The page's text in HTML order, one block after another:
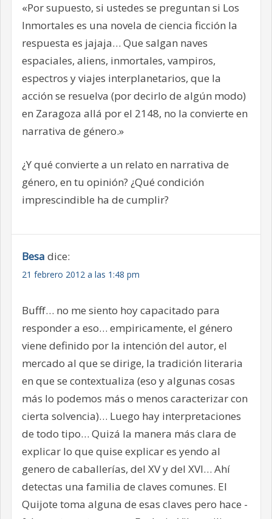
«Por supuesto, si ustedes se preguntan si Los
Inmortales es una novela de ciencia ficción la
respuesta es jajaja… Que salgan naves
espaciales, aliens, inmortales, vampiros,
espectros y viajes interplanetarios, que la
acción se resuelva (por decirlo de algún modo)
en Zaragoza allá por el 2148, no la convierte en
narrativa de género.»
¿Y qué convierte a un relato en narrativa de
género, en tu opinión? ¿Qué condición
imprescindible ha de cumplir?
Besa dice:
21 febrero 2012 a las 1:48 pm
Bufff… no me siento hoy capacitado para
responder a eso… empiricamente, el género
viene definido por la intención del autor, el
mercado al que se dirige, la tradición literaria
en que se contextualiza (eso y algunas cosas
más lo podemos más o menos caracterizar con
cierta solvencia)… Luego hay interpretaciones
de todo tipo… Quizá la manera más clara de
explicar lo que quise explicar es yendo al
genero de caballerías, del XV y del XVI… Ahí
detectas una familia de claves comunes. El
Quijote toma alguna de esas claves pero hace -